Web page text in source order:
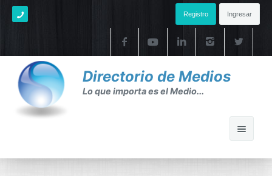
Registro Ingresar
Directorio de Medios
Lo que importa es el Medio...